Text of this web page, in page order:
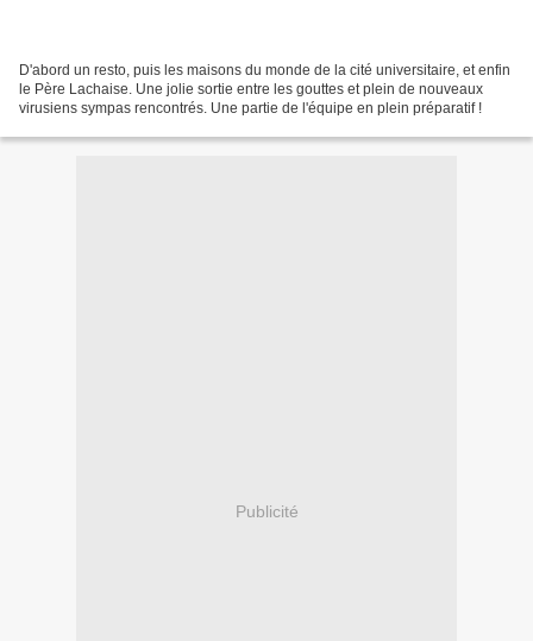
D'abord un resto, puis les maisons du monde de la cité universitaire, et enfin
le Père Lachaise. Une jolie sortie entre les gouttes et plein de nouveaux
virusiens sympas rencontrés. Une partie de l'équipe en plein préparatif !
Publicité